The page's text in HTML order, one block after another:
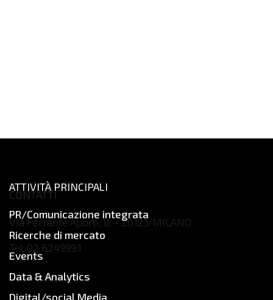
CONTATTI
Via Ferrante Aporti, 8 – 20125 MILANO
Tel: 02 624999.1
ATTIVITÀ PRINCIPALI
PR/Comunicazione integrata
Ricerche di mercato
Events
Data & Analytics
Digital/social Media